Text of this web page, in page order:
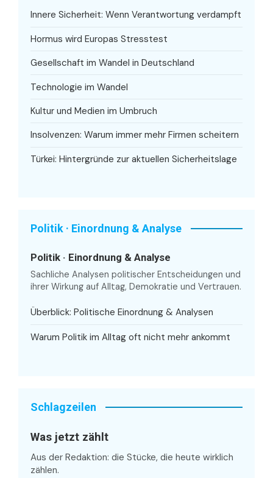
Innere Sicherheit: Wenn Verantwortung verdampft
Hormus wird Europas Stresstest
Gesellschaft im Wandel in Deutschland
Technologie im Wandel
Kultur und Medien im Umbruch
Insolvenzen: Warum immer mehr Firmen scheitern
Türkei: Hintergründe zur aktuellen Sicherheitslage
Politik · Einordnung & Analyse
Politik · Einordnung & Analyse
Sachliche Analysen politischer Entscheidungen und
ihrer Wirkung auf Alltag, Demokratie und Vertrauen.
Überblick: Politische Einordnung & Analysen
Warum Politik im Alltag oft nicht mehr ankommt
Schlagzeilen
Was jetzt zählt
Aus der Redaktion: die Stücke, die heute wirklich
zählen.